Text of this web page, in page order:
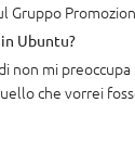
Gruppo
Ubuntu?
non mi
che vorrei